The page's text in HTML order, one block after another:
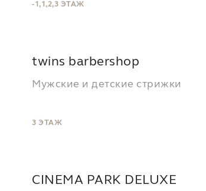
-1,1,2,3 ЭТАЖ
twins barbershop
Мужские и детские стрижки
3 ЭТАЖ
CINEMA PARK DELUXE